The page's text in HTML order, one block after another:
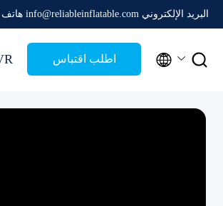
البريد الإلكتروني info@reliableinflatable.com هاتف 86--13711630819
اطلب اقتباس  